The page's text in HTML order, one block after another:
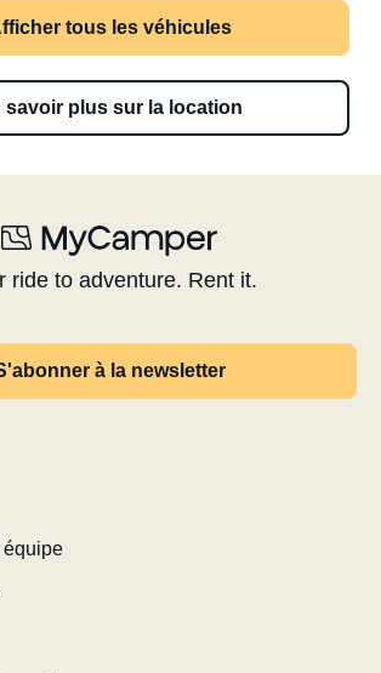
tous les véhicules
savoir plus sur la location
ride to adventure. Rent it.
à la newsletter
équipe